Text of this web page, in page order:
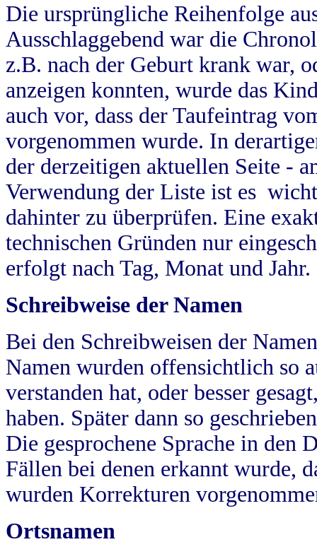
Die ursprüngliche Reihenfolge
Ausschlaggebend war die
z.B. nach der Geburt krank war,
anzeigen konnten, wurde das
auch vor, dass der Taufeintrag
vorgenommen wurde. In
der derzeitigen aktuellen Seite -
Verwendung der Liste ist es
dahinter zu überprüfen. Eine
technischen Gründen nur
erfolgt nach Tag, Monat und Jahr.
Schreibweise der Namen
Bei den Schreibweisen der
Namen wurden offensichtlich so
verstanden hat, oder besser
haben. Später dann so
Die gesprochene Sprache in
Fällen bei denen erkannt wurde,
wurden Korrekturen
Ortsnamen